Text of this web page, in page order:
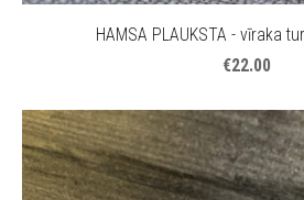
HAMSA PLAUKSTA - vīraka
€22.00